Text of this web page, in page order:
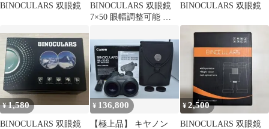
BINOCULARS 双眼鏡
BINOCULARS 双眼鏡
7×50 眼幅調整可能 ピ
BINOCULARS 双眼鏡
¥1,580
BINOCULARS 双眼鏡
¥ 136,800
【極上品】 キヤノン
¥2,500
BINOCULARS 双眼鏡